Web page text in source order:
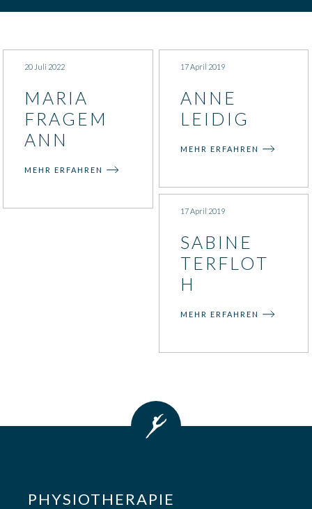
Salzgrotte Borken (Gemen)
GUTSCHEIN BESTELLEN
20 Juli 2022
MARIA
FRAGEM
ANN
MEHR ERFAHREN
17 April 2019
ANNE
LEIDIG
MEHR ERFAHREN
17 April 2019
SABINE
TERFLOT
H
MEHR ERFAHREN
PHYSIOTHERAPIE